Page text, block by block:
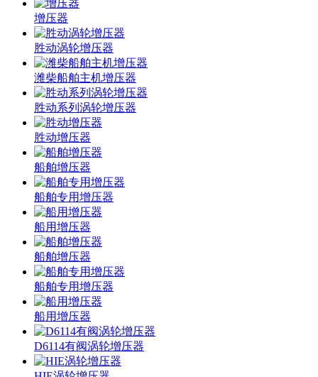
增压器
胜动涡轮增压器
潍柴船舶主机增压器
胜动系列涡轮增压器
胜动增压器
船舶增压器
船舶专用增压器
船用增压器
船舶增压器
船舶专用增压器
船用增压器
D6114有阀涡轮增压器